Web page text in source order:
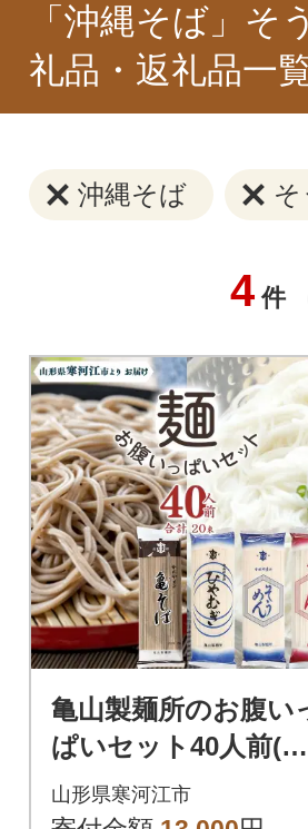
「沖縄そば」
礼品・返礼品一
沖縄そば そ
4 件
亀山製麺所のお腹い
ぱいセット40人前(計2
0束)【蕎麦 饂飩 ひや
むぎ 素麺】 011-F33
山形県寒河江市